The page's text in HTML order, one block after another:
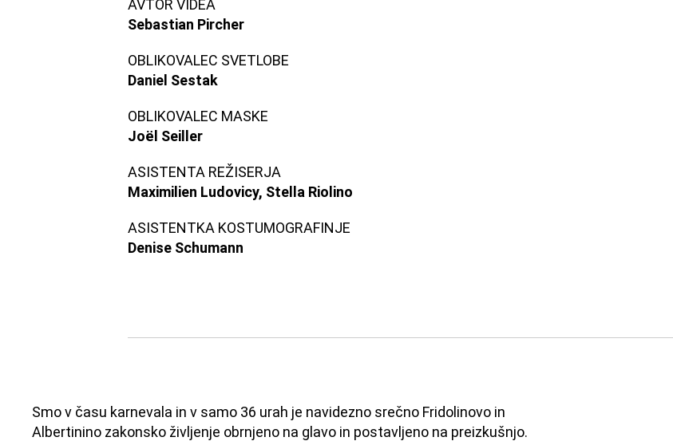
AVTOR VIDEA
Sebastian Pircher
OBLIKOVALEC SVETLOBE
Daniel Sestak
OBLIKOVALEC MASKE
Joël Seiller
ASISTENTA REŽISERJA
Maximilien Ludovicy, Stella Riolino
ASISTENTKA KOSTUMOGRAFINJE
Denise Schumann
Smo v času karnevala in v samo 36 urah je navidezno srečno Fridolinovo in
Albertinino zakonsko življenje obrnjeno na glavo in postavljeno na preizkušnjo.